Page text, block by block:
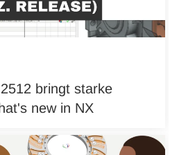
bringt starke
new in NX